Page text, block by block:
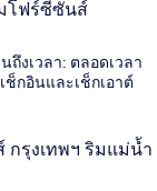
มโฟร์ซีซั่นส์
ถึงเวลา: ตลอดเวลา
ช็กอินและเช็กเอาต์
กรุงเทพฯ ริมแม่น้ำ